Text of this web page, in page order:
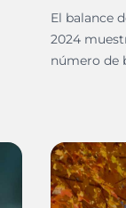
El balance
2024
número de